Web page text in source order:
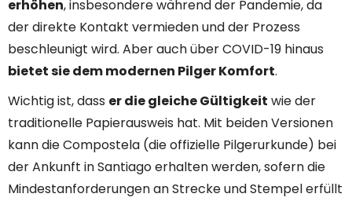
erhöhen, insbesondere während der Pandemie, da
der direkte Kontakt vermieden und der Prozess
beschleunigt wird. Aber auch über COVID-19 hinaus
bietet sie dem modernen Pilger Komfort.
Wichtig ist, dass er die gleiche Gültigkeit wie der
traditionelle Papierausweis hat. Mit beiden Versionen
kann die Compostela (die offizielle Pilgerurkunde) bei
der Ankunft in Santiago erhalten werden, sofern die
Mindestanforderungen an Strecke und Stempel erfüllt